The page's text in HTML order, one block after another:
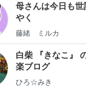
母さんは今日も世
やく
藤緒 ミルカ
白柴 『きなこ』
楽ブログ
ひろ☆みき